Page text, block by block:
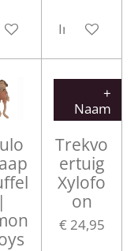
In
|
+
Naam
Trekvo
ertuig
Xylofo
on
€ 24,95